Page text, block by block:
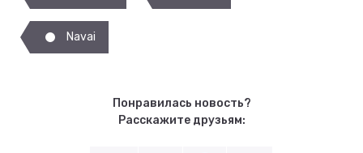
Navai
Понравилась новость?
Расскажите друзьям: